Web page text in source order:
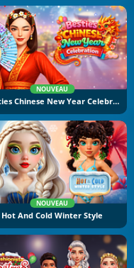
NOUVEAU
Besties Chinese New Year Celebration
NOUVEAU
Hot And Cold Winter Style